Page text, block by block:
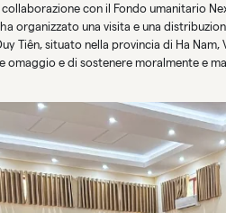
collaborazione con il Fondo umanitario
organizzato una visita e una
Tiên, situato nella provincia di Ha
omaggio e di sostenere moralmente e